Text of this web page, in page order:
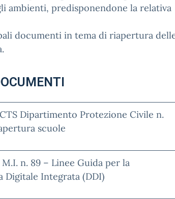
ambienti, predisponendone la relativa
documenti in tema di riapertura
Dipartimento Protezione Civile n.
scuole
n. 89 – Linee Guida per la
Digitale Integrata (DDI)